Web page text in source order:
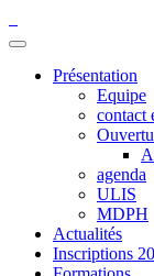
Présentation
Equipe
contact
agenda
ULIS
MDPH
Actualités
Inscriptions